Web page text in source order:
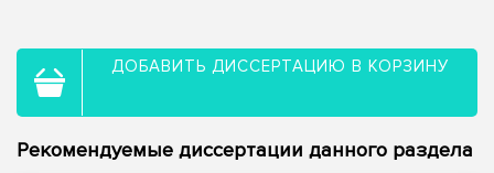
ДОБАВИТЬ ДИССЕРТАЦИЮ В КОРЗИНУ
Рекомендуемые диссертации данного раздела